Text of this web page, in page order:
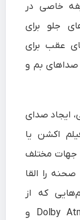
خاصی در
جلو برای
عقب برای
صداهای بم و
ایجاد صدای
اکشن یا
جهات مختلف
را القا
که از
فناوری‌های صوتی پیشرفته مانند Dolby Atmos و